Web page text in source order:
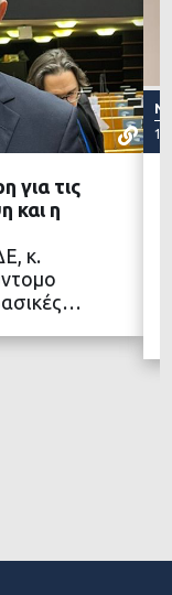
για τις
και η
κ.
15